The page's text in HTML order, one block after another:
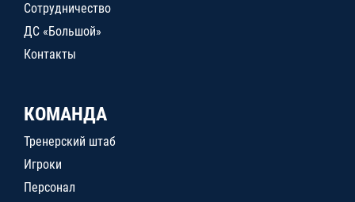
Сотрудничество
ДС «Большой»
Контакты
КОМАНДА
Тренерский штаб
Игроки
Персонал